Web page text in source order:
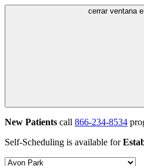
cerrar ventana
New Patients call 866-234-8534
Self-Scheduling is available for